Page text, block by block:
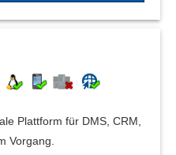
Plattform für DMS, CRM,
Vorgang.